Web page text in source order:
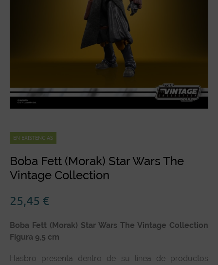
EN EXISTENCIAS
Boba Fett (Morak) Star Wars The
Vintage Collection
25,45 €
Boba Fett (Morak) Star Wars The Vintage Collection
Figura 9,5 cm
Hasbro presenta dentro de su línea de productos